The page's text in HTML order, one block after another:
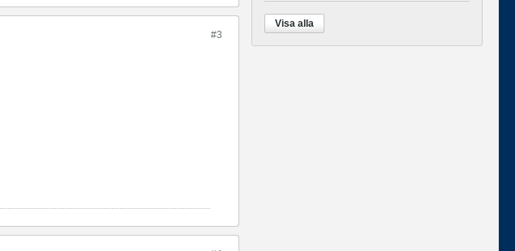
#3
Visa alla